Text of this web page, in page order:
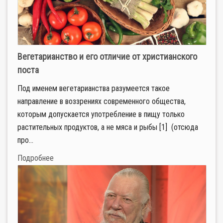
Вегетарианство и его отличие от христианского
поста
Под именем вегетарианства разумеется такое
направление в воззрениях современного общества,
которым допускается употребление в пищу только
растительных продуктов, а не мяса и рыбы [1] (отсюда
про...
Подробнее